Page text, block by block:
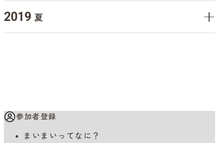
2019 夏
参加者登録
まいまいってなに？